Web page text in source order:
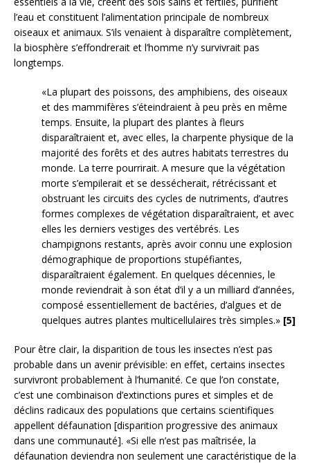
l’eau et constituent l’alimentation principale de nombreux
oiseaux et animaux. S’ils venaient à disparaître complètement,
la biosphère s’effondrerait et l’homme n’y survivrait pas
longtemps.
«La plupart des poissons, des amphibiens, des oiseaux
et des mammifères s’éteindraient à peu près en même
temps. Ensuite, la plupart des plantes à fleurs
disparaîtraient et, avec elles, la charpente physique de la
majorité des forêts et des autres habitats terrestres du
monde. La terre pourrirait. A mesure que la végétation
morte s’empilerait et se dessécherait, rétrécissant et
obstruant les circuits des cycles de nutriments, d’autres
formes complexes de végétation disparaîtraient, et avec
elles les derniers vestiges des vertébrés. Les
champignons restants, après avoir connu une explosion
démographique de proportions stupéfiantes,
disparaîtraient également. En quelques décennies, le
monde reviendrait à son état d’il y a un milliard d’années,
composé essentiellement de bactéries, d’algues et de
quelques autres plantes multicellulaires très simples.» [5]
Pour être clair, la disparition de tous les insectes n’est pas
probable dans un avenir prévisible: en effet, certains insectes
survivront probablement à l’humanité. Ce que l’on constate,
c’est une combinaison d’extinctions pures et simples et de
déclins radicaux des populations que certains scientifiques
appellent défaunation [disparition progressive des animaux
dans une communauté]. «Si elle n’est pas maîtrisée, la
défaunation deviendra non seulement une caractéristique de la